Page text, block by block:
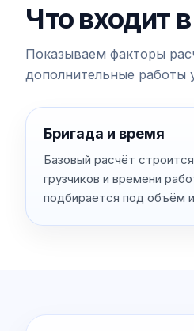
Что входит
Показываем факторы
дополнительные работы
Бригада и время
Базовый расчёт
грузчиков и времени
подбирается под объём